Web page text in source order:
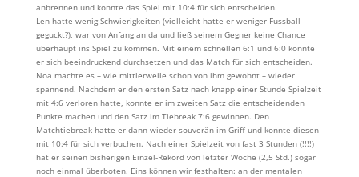
anbrennen und konnte das Spiel mit 10:4 für sich entscheiden.
Len hatte wenig Schwierigkeiten (vielleicht hatte er weniger Fussball
geguckt?), war von Anfang an da und ließ seinem Gegner keine Chance
überhaupt ins Spiel zu kommen. Mit einem schnellen 6:1 und 6:0 konnte
er sich beeindruckend durchsetzen und das Match für sich entscheiden.
Noa machte es – wie mittlerweile schon von ihm gewohnt – wieder
spannend. Nachdem er den ersten Satz nach knapp einer Stunde Spielzeit
mit 4:6 verloren hatte, konnte er im zweiten Satz die entscheidenden
Punkte machen und den Satz im Tiebreak 7:6 gewinnen. Den
Matchtiebreak hatte er dann wieder souverän im Griff und konnte diesen
mit 10:4 für sich verbuchen. Nach einer Spielzeit von fast 3 Stunden (!!!!)
hat er seinen bisherigen Einzel-Rekord von letzter Woche (2,5 Std.) sogar
noch einmal überboten. Eins können wir festhalten: an der mentalen